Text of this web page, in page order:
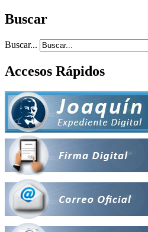
Buscar
Buscar...
Accesos Rápidos